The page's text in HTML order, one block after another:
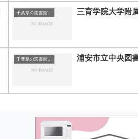
三育学院大学附
浦安市立中央図